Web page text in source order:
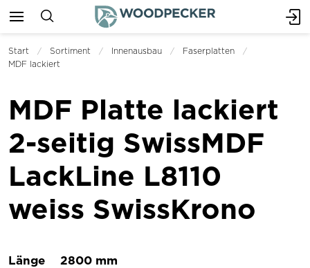
Start Sortiment Innenausbau
Faserplatten
MDF lackiert
MDF Platte lackiert
2-seitig SwissMDF
LackLine L8110
weiss SwissKrono
Länge
2800 mm